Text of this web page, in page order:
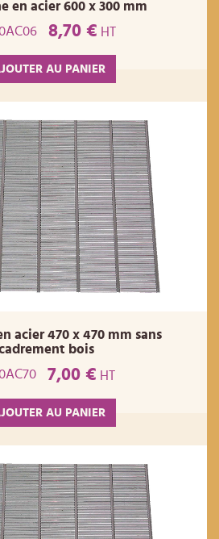
en acier 600 x 300 mm
8,70 € HT
AU PANIER
acier 470 x 470 mm sans
bois
7,00 € HT
AU PANIER